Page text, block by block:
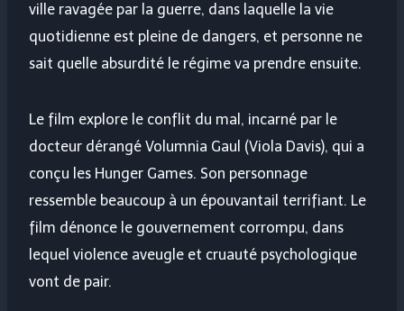
ville ravagée par la guerre, dans laquelle la vie
quotidienne est pleine de dangers, et personne ne
sait quelle absurdité le régime va prendre ensuite.
Le film explore le conflit du mal, incarné par le
docteur dérangé Volumnia Gaul (Viola Davis), qui a
conçu les Hunger Games. Son personnage
ressemble beaucoup à un épouvantail terrifiant. Le
film dénonce le gouvernement corrompu, dans
lequel violence aveugle et cruauté psychologique
vont de pair.